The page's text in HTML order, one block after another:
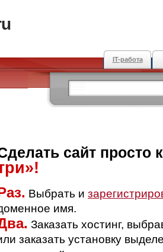
IT-работа
сайт просто
Выбрать и
имя.
Заказать хостинг,
заказать установку